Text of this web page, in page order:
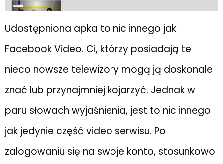
Udostępniona apka to nic innego jak
Facebook Video. Ci, którzy posiadają te
nieco nowsze telewizory mogą ją doskonale
znać lub przynajmniej kojarzyć. Jednak w
paru słowach wyjaśnienia, jest to nic innego
jak jedynie część video serwisu. Po
zalogowaniu się na swoje konto, stosunkowo